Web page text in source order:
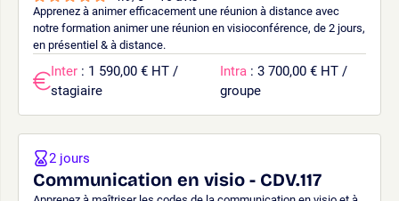
Apprenez à animer efficacement une réunion à distance avec
notre formation animer une réunion en visioconférence, de 2 jours,
en présentiel & à distance.
Inter : 1 590,00 € HT /
stagiaire
Intra : 3 700,00 € HT /
groupe
Communication en visio - CDV.117
2 jours